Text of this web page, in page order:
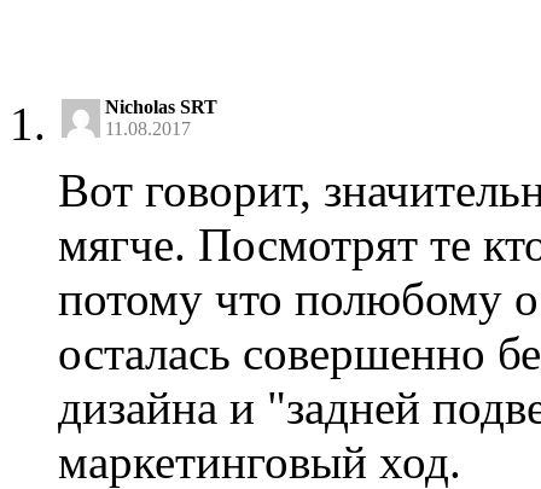
Nicholas SRT
11.08.2017
Вот говорит,
мягче. Посмотрят те
потому что полюбому
осталась совершенно
дизайна и "задней
маркетинговый ход.